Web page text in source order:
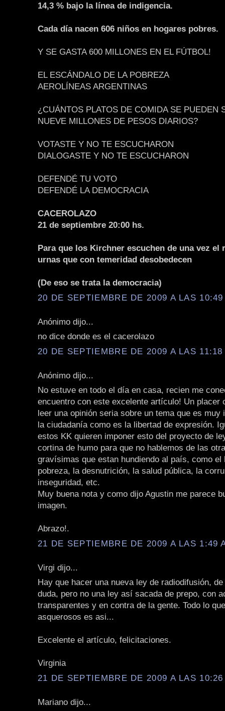
14,3 % bajo la línea de indigencia.
Cada día nacen 606 niños en hogares pobres.
Y SE GASTA 600 MILLONES EN EL FÚTBOL!
EL ESCÁNDALO DE LA POBREZA
AEROLÍNEAS ARGENTINAS
¿CUÁNTOS PLATOS DE COMIDA SE PUEDEN
NUEVE MILLONES DE PESOS DIARIOS?
VOTASTE Y NO TE ESCUCHARON
DIALOGASTE Y NO TE ESCUCHARON
DEFENDÉ TU VOTO
DEFENDÉ LA DEMOCRACIA
CACEROLAZO
21 de septiembre 20:00 hs.
Para que los Kirchner escuchen de una vez el
urnas que con temeridad desobedecen
(De eso se trata la democracia)
20 DE SEPTIEMBRE DE 2009 A LAS 10:49
Anónimo dijo...
no dice donde es el cacerolazo
20 DE SEPTIEMBRE DE 2009 A LAS 11:18
Anónimo dijo...
No estuve en todo el día en casa, recien me
encuentro con este excelente artículo! Un placer
leer una opinión seria sobre un tema que es muy
la ciudadanía como es la libertad de expresión.
estos KK quieren imponer esto del proyecto de
cortina de humo para que no hablemos de las
gravísimas que estan hundiendo al país, como el
pobreza, la desnutrición, la salud pública, la
inseguridad, etc.
Muy buena nota y como dijo Agustin me parece
imagen.
Abrazo!.
21 DE SEPTIEMBRE DE 2009 A LAS 1:49
Virgi dijo...
Hay que hacer una nueva ley de radiodifusión,
duda, pero no una ley así sacada de prepo, con
transparentes y en contra de la gente. Todo lo
asquerosos es asi...
Excelente el artículo, felicitaciones.
Virginia
21 DE SEPTIEMBRE DE 2009 A LAS
Mariano dijo...